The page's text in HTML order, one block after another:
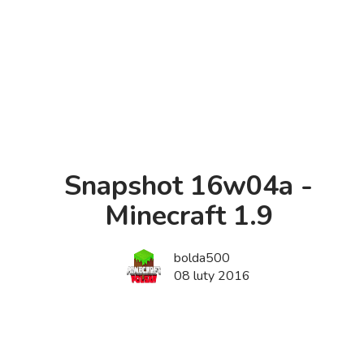
Snapshot 16w04a -
Minecraft 1.9
bolda500
08 luty 2016